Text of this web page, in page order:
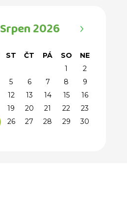
Srpen 2026
ST ČT PÁ SO
NE
1
2
5 6 7 8
9
12 13 14 15
16
19 20 21 22
23
26 27 28 29
30